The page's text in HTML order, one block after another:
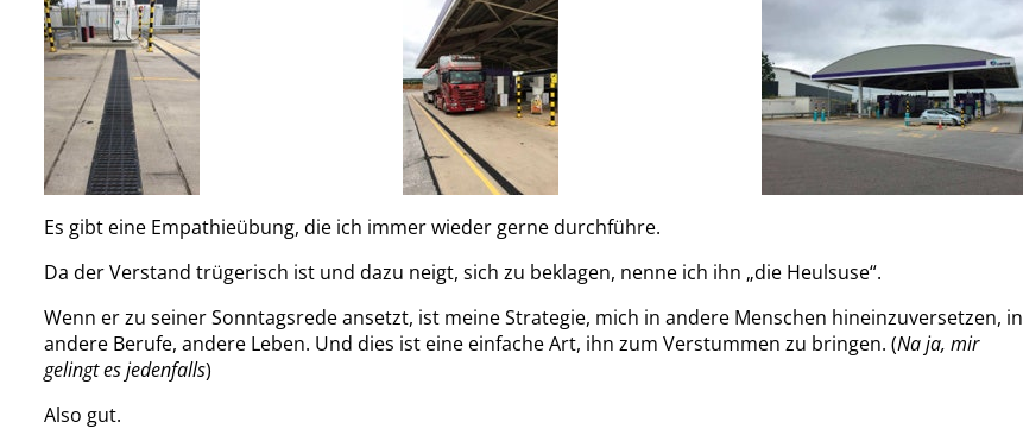
Es gibt eine Empathieübung, die ich immer wieder gerne durchführe.
Da der Verstand trügerisch ist und dazu neigt, sich zu beklagen, nenne ich ihn „die Heulsuse“.
Wenn er zu seiner Sonntagsrede ansetzt, ist meine Strategie, mich in andere Menschen hineinzuversetzen, in
andere Berufe, andere Leben. Und dies ist eine einfache Art, ihn zum Verstummen zu bringen. (Na ja, mir
gelingt es jedenfalls)
Also gut.